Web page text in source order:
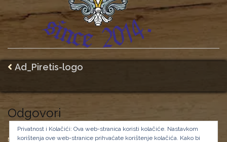
Ad_Piretis-logo
Odgovori
Morate bitiprijavljenida biste objavili komentar.
Privatnost i Kolačići: Ova web-stranica koristi kolačiće. Nastavkom
korištenja ove web-stranice prihvaćate korištenje kolačića. Kako bi